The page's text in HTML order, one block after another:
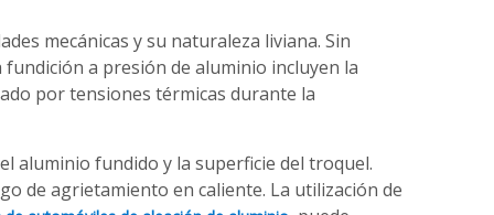
mecánicas y su naturaleza liviana. Sin
a presión de aluminio incluyen la
por tensiones térmicas durante la
aluminio fundido y la superficie del troquel.
de agrietamiento en caliente. La utilización de